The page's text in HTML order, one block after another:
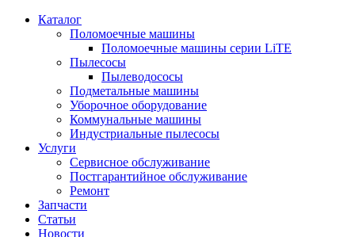
Каталог
Поломоечные машины
Поломоечные машины серии LiTE
Пылесосы
Пылеводососы
Подметальные машины
Уборочное оборудование
Коммунальные машины
Индустриальные пылесосы
Услуги
Сервисное обслуживание
Постгарантийное обслуживание
Ремонт
Запчасти
Статьи
Новости